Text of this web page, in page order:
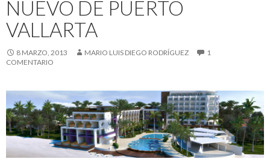
NUEVO DE PUERTO
VALLARTA
8 MARZO, 2013 MARIO LUIS DIEGO RODRÍGUEZ
1
COMENTARIO